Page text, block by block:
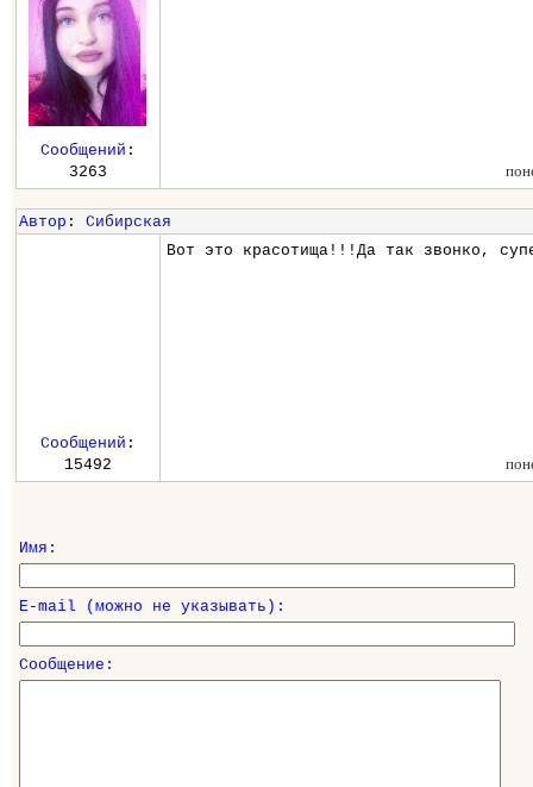
Сообщений :
3263
Автор : Сибирская
Вот это красотища!!!Да так звонко,
Сообщений :
15492
Имя:
E-mail (можно не указывать):
Сообщение: